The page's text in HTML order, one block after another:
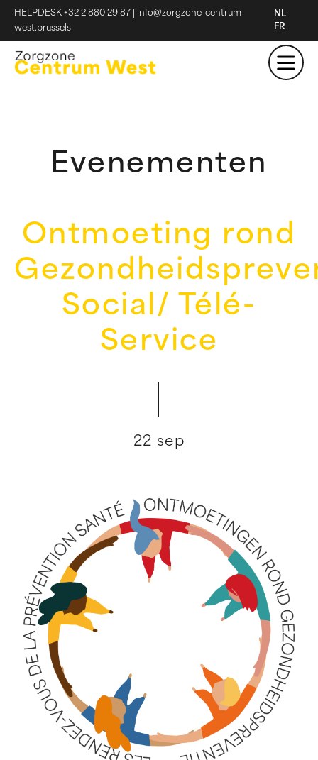
HELPDESK +32 2 880 29 87
info@zorgzone-centrum-
west.brussels
NL
FR
Evenementen
Ontmoeting rond
Social/ Télé-
Service
22 sep